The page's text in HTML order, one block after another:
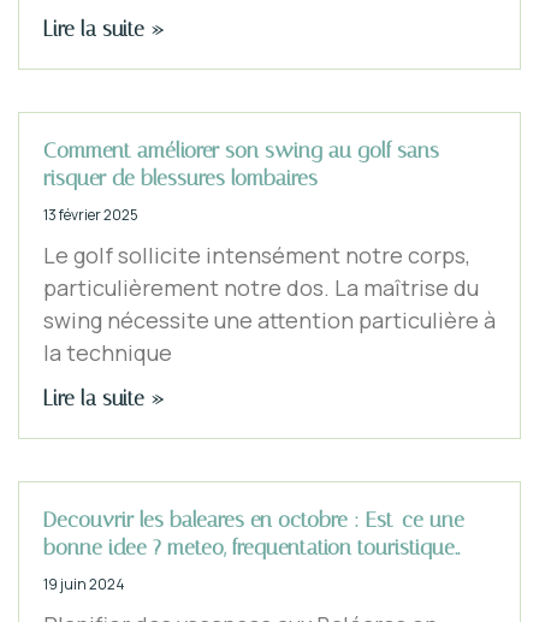
Lire la suite »
Comment améliorer son swing au golf sans
risquer de blessures lombaires
13 février 2025
Le golf sollicite intensément notre corps,
particulièrement notre dos. La maîtrise du
swing nécessite une attention particulière à
la technique
Lire la suite »
Decouvrir les baleares en octobre : Est-ce une
bonne idee ? meteo, frequentation touristique..
19 juin 2024